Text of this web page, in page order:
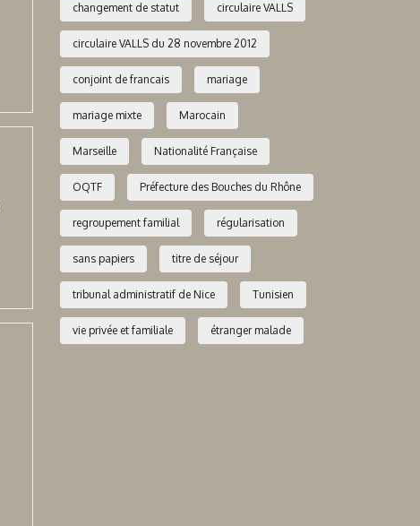
changement de statut circulaire VALLS
circulaire VALLS du 28 novembre 2012
conjoint de francais mariage
mariage mixte Marocain
Marseille Nationalité Française
OQTF Préfecture des Bouches du Rhône
regroupement familial régularisation
sans papiers titre de séjour
tribunal administratif de Nice Tunisien
vie privée et familiale étranger malade